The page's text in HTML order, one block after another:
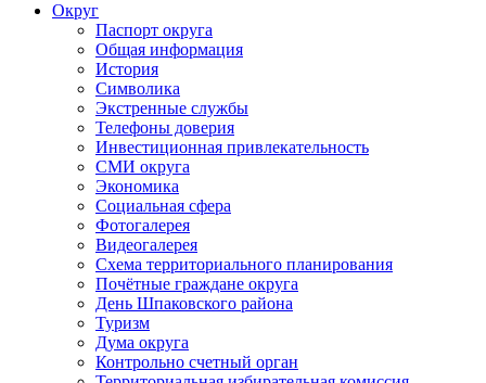
Округ
Паспорт округа
Общая информация
История
Символика
Экстренные службы
Телефоны доверия
Инвестиционная привлекательность
СМИ округа
Экономика
Социальная сфера
Фотогалерея
Видеогалерея
Схема территориального планирования
Почётные граждане округа
День Шпаковского района
Туризм
Дума округа
Контрольно счетный орган